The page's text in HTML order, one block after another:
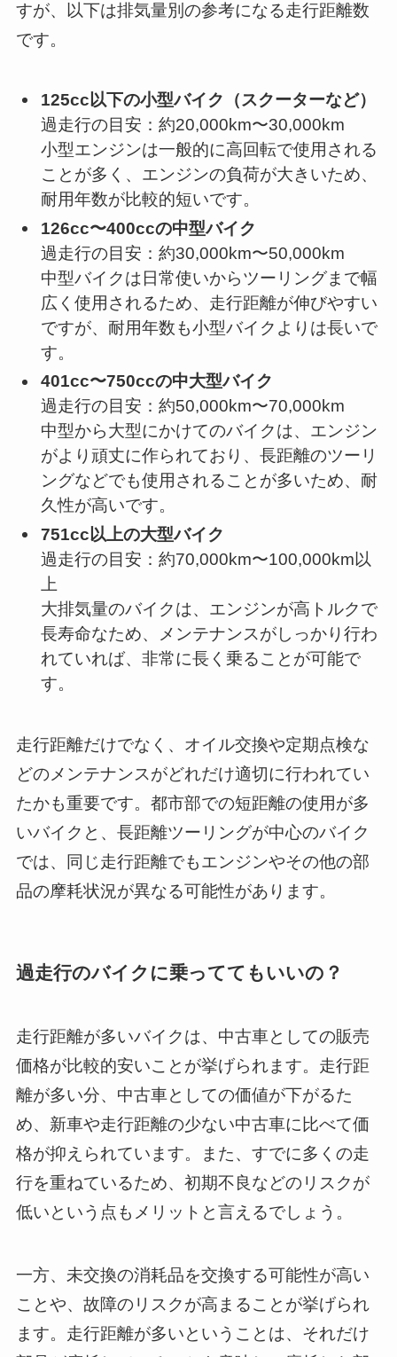
すが、以下は排気量別の参考になる走行距離数
です。
125cc以下の小型バイク（スクーターなど）
過走行の目安：約20,000km〜30,000km
小型エンジンは一般的に高回転で使用される
ことが多く、エンジンの負荷が大きいため、
耐用年数が比較的短いです。
126cc〜400ccの中型バイク
過走行の目安：約30,000km〜50,000km
中型バイクは日常使いからツーリングまで幅
広く使用されるため、走行距離が伸びやすい
ですが、耐用年数も小型バイクよりは長いで
す。
401cc〜750ccの中大型バイク
過走行の目安：約50,000km〜70,000km
中型から大型にかけてのバイクは、エンジン
がより頑丈に作られており、長距離のツーリ
ングなどでも使用されることが多いため、耐
久性が高いです。
751cc以上の大型バイク
過走行の目安：約70,000km〜100,000km以
上
大排気量のバイクは、エンジンが高トルクで
長寿命なため、メンテナンスがしっかり行わ
れていれば、非常に長く乗ることが可能で
す。
走行距離だけでなく、オイル交換や定期点検な
どのメンテナンスがどれだけ適切に行われてい
たかも重要です。都市部での短距離の使用が多
いバイクと、長距離ツーリングが中心のバイク
では、同じ走行距離でもエンジンやその他の部
品の摩耗状況が異なる可能性があります。
過走行のバイクに乗っててもいいの？
走行距離が多いバイクは、中古車としての販売
価格が比較的安いことが挙げられます。走行距
離が多い分、中古車としての価値が下がるた
め、新車や走行距離の少ない中古車に比べて価
格が抑えられています。また、すでに多くの走
行を重ねているため、初期不良などのリスクが
低いという点もメリットと言えるでしょう。
一方、未交換の消耗品を交換する可能性が高い
ことや、故障のリスクが高まることが挙げられ
ます。走行距離が多いということは、それだけ